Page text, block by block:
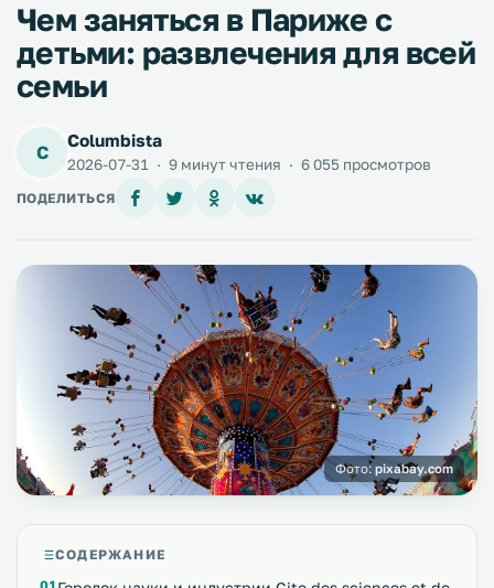
Чем заняться в Париже с
детьми: развлечения для всей
семьи
C
Columbista
2026-07-31 · 9 минут чтения · 6 055 просмотров
ПОДЕЛИТЬСЯ
Фото: pixabay.com
СОДЕРЖАНИЕ